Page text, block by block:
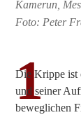
Kamerun,
Foto: Peter
1
Die Krippe ist
und seiner
beweglichen